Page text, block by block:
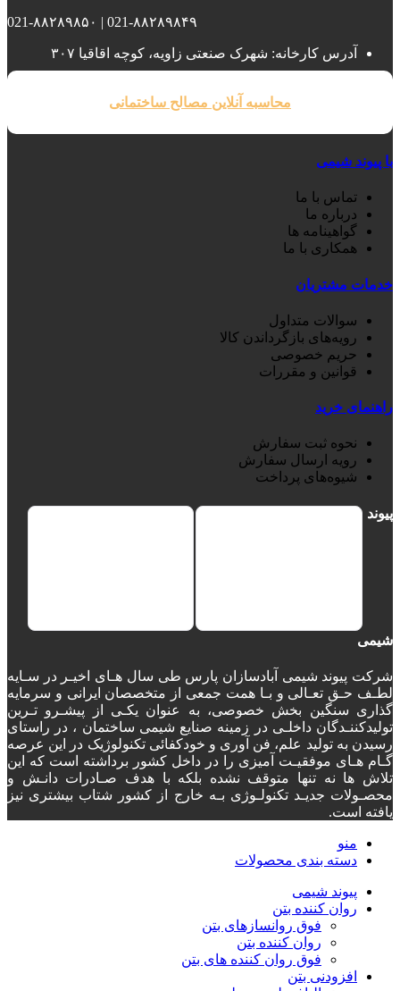
021-۸۸۲۸۹۸۴۹ | 021-۸۸۲۸۹۸۵۰
آدرس کارخانه: شهرک صنعتی زاویه، کوچه اقاقیا ۳۰۷
محاسبه آنلاین مصالح ساختمانی
با پیوند شیمی
تماس با ما
درباره ما
گواهینامه ها
همکاری با ما
خدمات مشتریان
سوالات متداول
رویه‌های بازگرداندن کالا
حریم خصوصی
قوانین و مقررات
راهنمای خرید
نحوه ثبت سفارش
رویه ارسال سفارش
شیوه‌های پرداخت
پیوند
شیمی
شرکت پیوند شیمی آبادسازان پارس طی سال هـای اخیـر در سـایه
لطـف حـق تعـالی و بـا همت جمعی از متخصصان ایرانی و سرمایه
گذاری سنگین بخش خصوصی، به عنوان یکـی از پیشـرو تـرین
تولیدکننـدگان داخلـی در زمینه صنایع شیمی ساختمان ، در راستای
رسیدن به تولید علم، فن آوری و خودکفائی تکنولوژیک در این عرصه
گـام هـای موفقیـت آمیزی را در داخل کشور برداشته است که این
تلاش ها نه تنها متوقف نشده بلکه با هدف صـادرات دانـش و
محصـولات جدیـد تکنولـوژی بـه خارج از کشور شتاب بیشتری نیز
یافته است.
منو
دسته‌ بندی محصولات
پیوند شیمی
روان کننده بتن
فوق روانسازهای بتن
روان کننده بتن
فوق روان کننده های بتن
افزودنی بتن